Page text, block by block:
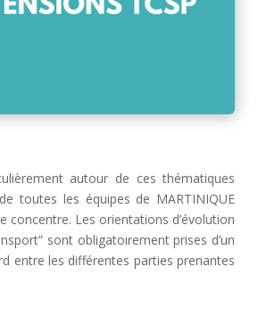
autour de ces thématiques
toutes les équipes de MARTINIQUE
concentre. Les orientations d’évolution
sont obligatoirement prises d’un
entre les différentes parties prenantes